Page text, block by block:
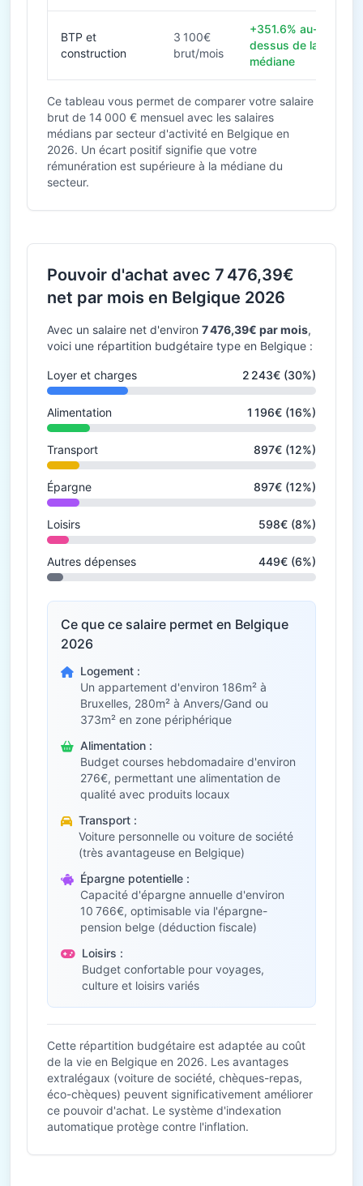
BTP et
construction
3 100€
brut/mois
+351.6% au-
dessus de la
médiane
Ce tableau vous permet de comparer votre salaire
brut de 14 000 € mensuel avec les salaires
médians par secteur d'activité en Belgique en
2026. Un écart positif signifie que votre
rémunération est supérieure à la médiane du
secteur.
Pouvoir d'achat avec 7 476,39€
net par mois en Belgique 2026
Avec un salaire net d'environ 7 476,39€ par mois,
voici une répartition budgétaire type en Belgique :
Loyer et charges 2 243€ (30%)
Alimentation 1 196€ (16%)
Transport 897€ (12%)
Épargne 897€ (12%)
Loisirs 598€ (8%)
Autres dépenses 449€ (6%)
Ce que ce salaire permet en Belgique
2026
Logement :
Un appartement d'environ 186m² à
Bruxelles, 280m² à Anvers/Gand ou
373m² en zone périphérique
Alimentation :
Budget courses hebdomadaire d'environ
276€, permettant une alimentation de
qualité avec produits locaux
Transport :
Voiture personnelle ou voiture de société
(très avantageuse en Belgique)
Épargne potentielle :
Capacité d'épargne annuelle d'environ
10 766€, optimisable via l'épargne-
pension belge (déduction fiscale)
Loisirs :
Budget confortable pour voyages,
culture et loisirs variés
Cette répartition budgétaire est adaptée au coût
de la vie en Belgique en 2026. Les avantages
extralégaux (voiture de société, chèques-repas,
éco-chèques) peuvent significativement améliorer
ce pouvoir d'achat. Le système d'indexation
automatique protège contre l'inflation.